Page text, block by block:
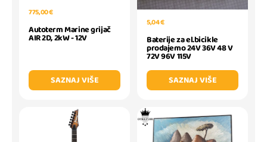
775,00 €
Autoterm Marine grijač
AIR 2D, 2kW - 12V
SAZNAJ VIŠE
5,04 €
Baterije za el.bicikle
prodajemo 24V 36V 48 V
72V 96V 115V
SAZNAJ VIŠE